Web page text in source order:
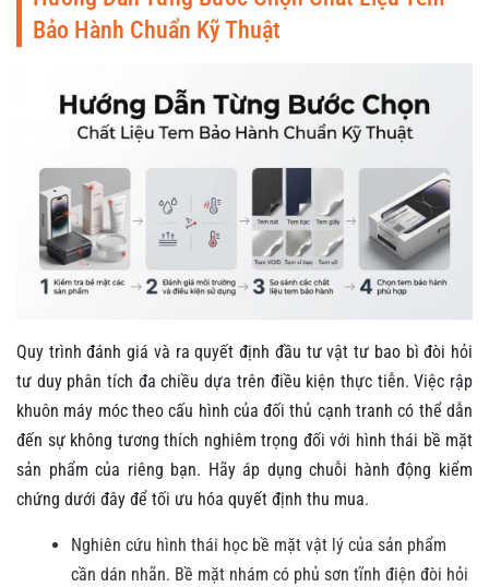
Bảo Hành Chuẩn Kỹ Thuật
Quy trình đánh giá và ra quyết định đầu tư vật tư bao bì đòi hỏi
tư duy phân tích đa chiều dựa trên điều kiện thực tiễn. Việc rập
khuôn máy móc theo cấu hình của đối thủ cạnh tranh có thể dẫn
đến sự không tương thích nghiêm trọng đối với hình thái bề mặt
sản phẩm của riêng bạn. Hãy áp dụng chuỗi hành động kiểm
chứng dưới đây để tối ưu hóa quyết định thu mua.
Nghiên cứu hình thái học bề mặt vật lý của sản phẩm
cần dán nhãn. Bề mặt nhám có phủ sơn tĩnh điện đòi hỏi